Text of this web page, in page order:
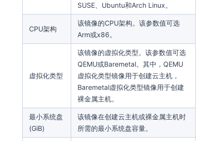
SUSE、Ubuntu和Arch Linux。
CPU架构
该镜像的CPU架构。该参数值可选
Arm或x86。
虚拟化类型
该镜像的虚拟化类型。该参数值可选
QEMU或Baremetal。其中，QEMU
虚拟化类型镜像用于创建云主机，
Baremetal虚拟化类型镜像用于创建
裸金属主机。
最小系统盘
(GiB)
该镜像在创建云主机或裸金属主机时
所需的最小系统盘容量。